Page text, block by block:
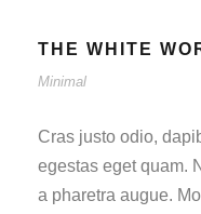
THE WHITE
Minimal
Cras justo odio,
egestas eget quam.
a pharetra augue.